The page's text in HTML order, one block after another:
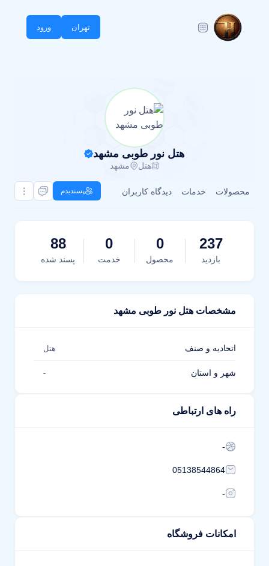
تهران ورود
هتل نور طوبی مشهد
هتل مشهد
محصولات خدمات دیدگاه کاربران پسندیدم
237
بازدید
0
محصول
0
خدمت
88
پسند شده
مشخصات هتل نور طوبی مشهد
اتحادیه و صنف هتل
شهر و استان -
راه های ارتباطی
-
05138544864
-
امکانات فروشگاه